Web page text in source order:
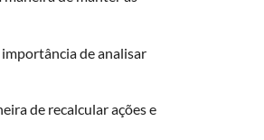
de analisar
de recalcular ações e